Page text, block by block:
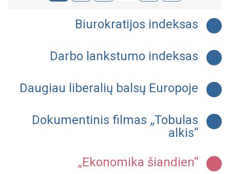
Biurokratijos indeksas
Darbo lankstumo indeksas
Daugiau liberalių balsų Europoje
Dokumentinis filmas „Tobulas
alkis“
„Ekonomika šiandien“